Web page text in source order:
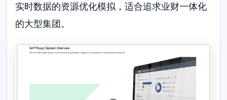
实时数据的资源优化模拟，适合追求业财一体化
的大型集团。